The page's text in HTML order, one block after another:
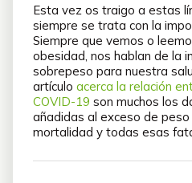
Esta vez os traigo a estas
siempre se trata con la
Siempre que vemos o
obesidad, nos hablan de la
sobrepeso para nuestra
artículo acerca la relación
COVID-19 son muchos los
añadidas al exceso de
mortalidad y todas esas